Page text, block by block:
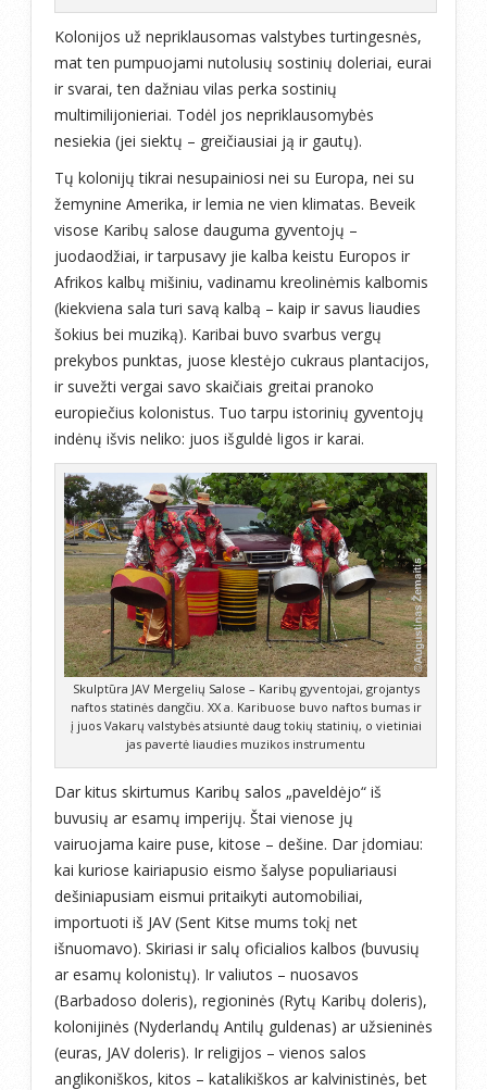
Kolonijos už nepriklausomas valstybes turtingesnės,
mat ten pumpuojami nutolusių sostinių doleriai, eurai
ir svarai, ten dažniau vilas perka sostinių
multimilijonieriai. Todėl jos nepriklausomybės
nesiekia (jei siektų – greičiausiai ją ir gautų).
Tų kolonijų tikrai nesupainiosi nei su Europa, nei su
žemynine Amerika, ir lemia ne vien klimatas. Beveik
visose Karibų salose dauguma gyventojų –
juodaodžiai, ir tarpusavy jie kalba keistu Europos ir
Afrikos kalbų mišiniu, vadinamu kreolinėmis kalbomis
(kiekviena sala turi savą kalbą – kaip ir savus liaudies
šokius bei muziką). Karibai buvo svarbus vergų
prekybos punktas, juose klestėjo cukraus plantacijos,
ir suvežti vergai savo skaičiais greitai pranoko
europiečius kolonistus. Tuo tarpu istorinių gyventojų
indėnų išvis neliko: juos išguldė ligos ir karai.
Skulptūra JAV Mergelių Salose – Karibų gyventojai, grojantys
naftos statinės dangčiu. XX a. Karibuose buvo naftos bumas ir
į juos Vakarų valstybės atsiuntė daug tokių statinių, o vietiniai
jas pavertė liaudies muzikos instrumentu
Dar kitus skirtumus Karibų salos „paveldėjo“ iš
buvusių ar esamų imperijų. Štai vienose jų
vairuojama kaire puse, kitose – dešine. Dar įdomiau:
kai kuriose kairiapusio eismo šalyse populiariausi
dešiniapusiam eismui pritaikyti automobiliai,
importuoti iš JAV (Sent Kitse mums tokį net
išnuomavo). Skiriasi ir salų oficialios kalbos (buvusių
ar esamų kolonistų). Ir valiutos – nuosavos
(Barbadoso doleris), regioninės (Rytų Karibų doleris),
kolonijinės (Nyderlandų Antilų guldenas) ar užsieninės
(euras, JAV doleris). Ir religijos – vienos salos
anglikoniškos, kitos – katalikiškos ar kalvinistinės, bet